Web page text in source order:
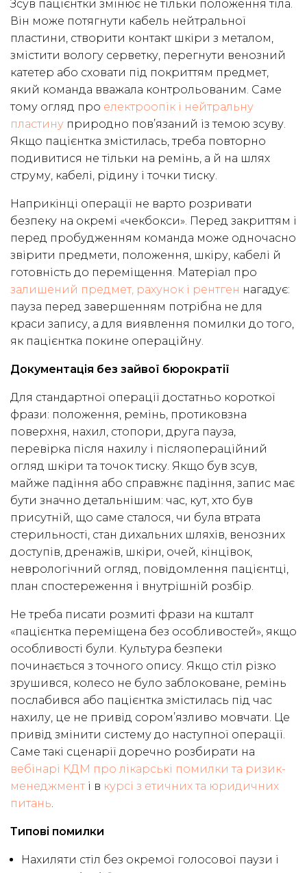
Зсув пацієнтки змінює не тільки положення тіла.
Він може потягнути кабель нейтральної
пластини, створити контакт шкіри з металом,
змістити вологу серветку, перегнути венозний
катетер або сховати під покриттям предмет,
який команда вважала контрольованим. Саме
тому огляд про електроопік і нейтральну
пластину природно пов’язаний із темою зсуву.
Якщо пацієнтка змістилась, треба повторно
подивитися не тільки на ремінь, а й на шлях
струму, кабелі, рідину і точки тиску.
Наприкінці операції не варто розривати
безпеку на окремі «чекбокси». Перед закриттям і
перед пробудженням команда може одночасно
звірити предмети, положення, шкіру, кабелі й
готовність до переміщення. Матеріал про
залишений предмет, рахунок і рентген нагадує:
пауза перед завершенням потрібна не для
краси запису, а для виявлення помилки до того,
як пацієнтка покине операційну.
Документація без зайвої бюрократії
Для стандартної операції достатньо короткої
фрази: положення, ремінь, протиковзна
поверхня, нахил, стопори, друга пауза,
перевірка після нахилу і післяопераційний
огляд шкіри та точок тиску. Якщо був зсув,
майже падіння або справжнє падіння, запис має
бути значно детальнішим: час, кут, хто був
присутній, що саме сталося, чи була втрата
стерильності, стан дихальних шляхів, венозних
доступів, дренажів, шкіри, очей, кінцівок,
неврологічний огляд, повідомлення пацієнтці,
план спостереження і внутрішній розбір.
Не треба писати розмиті фрази на кшталт
«пацієнтка переміщена без особливостей», якщо
особливості були. Культура безпеки
починається з точного опису. Якщо стіл різко
зрушився, колесо не було заблоковане, ремінь
послабився або пацієнтка змістилась під час
нахилу, це не привід сором’язливо мовчати. Це
привід змінити систему до наступної операції.
Саме такі сценарії доречно розбирати на
вебінарі КДМ про лікарські помилки та ризик-
менеджмент і в курсі з етичних та юридичних
питань.
Типові помилки
Нахиляти стіл без окремої голосової паузи і